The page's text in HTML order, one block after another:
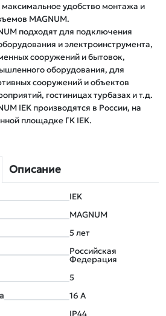
максимальное удобство монтажа и
MAGNUM.
подходят для подключения
и электроинструмента,
сооружений и бытовок,
оборудования, для
сооружений и объектов
гостиницах турбазах и т.д.
IEK производятся в России, на
площадке ГК IEK.
Описание
IEK
MAGNUM
5 лет
Российская
Федерация
5
16 А
IP44